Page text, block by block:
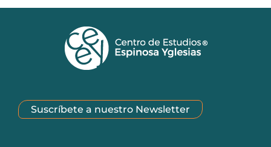
Suscríbete a nuestro Newsletter